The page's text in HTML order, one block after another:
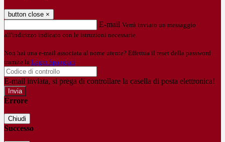
button close ×
E-mail Verrà inviato un messaggio
all'indirizzo indicato con le istruzioni necessarie.
Non hai una e-mail associata al nome utente? Effettua il reset della password
tramite la Login Spaggiari
E-mail inviata, si prega di controllare la casella di posta elettronica!
Errore
Chiudi
Successo